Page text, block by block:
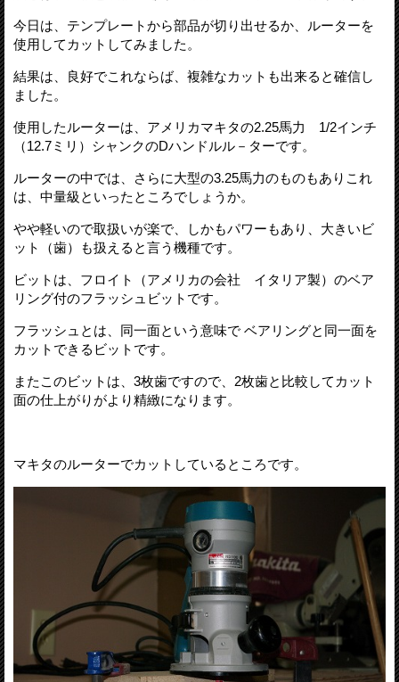
今日は、テンプレートから部品が切り出せるか、ルーターを
使用してカットしてみました。
結果は、良好でこれならば、複雑なカットも出来ると確信し
ました。
使用したルーターは、アメリカマキタの2.25馬力 1/2インチ
（12.7ミリ）シャンクのDハンドルル－ターです。
ルーターの中では、さらに大型の3.25馬力のものもありこれ
は、中量級といったところでしょうか。
やや軽いので取扱いが楽で、しかもパワーもあり、大きいビ
ット（歯）も扱えると言う機種です。
ビットは、フロイト（アメリカの会社 イタリア製）のベア
リング付のフラッシュビットです。
フラッシュとは、同一面という意味で ベアリングと同一面を
カットできるビットです。
またこのビットは、3枚歯ですので、2枚歯と比較してカット
面の仕上がりがより精緻になります。
マキタのルーターでカットしているところです。